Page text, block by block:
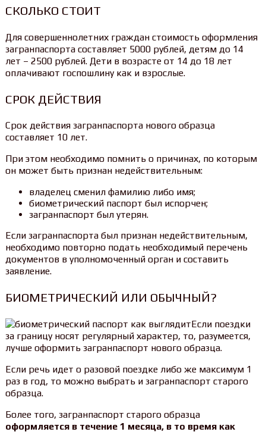
СКОЛЬКО СТОИТ
Для совершеннолетних граждан стоимость оформления
загранпаспорта составляет 5000 рублей, детям до 14
лет – 2500 рублей. Дети в возрасте от 14 до 18 лет
оплачивают госпошлину как и взрослые.
СРОК ДЕЙСТВИЯ
Срок действия загранпаспорта нового образца
составляет 10 лет.
При этом необходимо помнить о причинах, по которым
он может быть признан недействительным:
владелец сменил фамилию либо имя;
биометрический паспорт был испорчен;
загранпаспорт был утерян.
Если загранпаспорта был признан недействительным,
необходимо повторно подать необходимый перечень
документов в уполномоченный орган и составить
заявление.
БИОМЕТРИЧЕСКИЙ ИЛИ ОБЫЧНЫЙ?
Если поездки
за границу носят регулярный характер, то, разумеется,
лучше оформить загранпаспорт нового образца.
Если речь идет о разовой поездке либо же максимум 1
раз в год, то можно выбрать и загранпаспорт старого
образца.
Более того, загранпаспорт старого образца
оформляется в течение 1 месяца, в то время как